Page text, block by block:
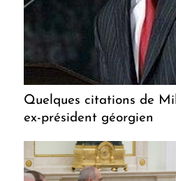
Quelques citations de
ex-président géorgien